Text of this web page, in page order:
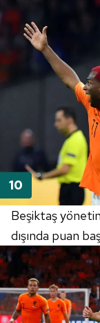
Beşiktaş
dışında puan